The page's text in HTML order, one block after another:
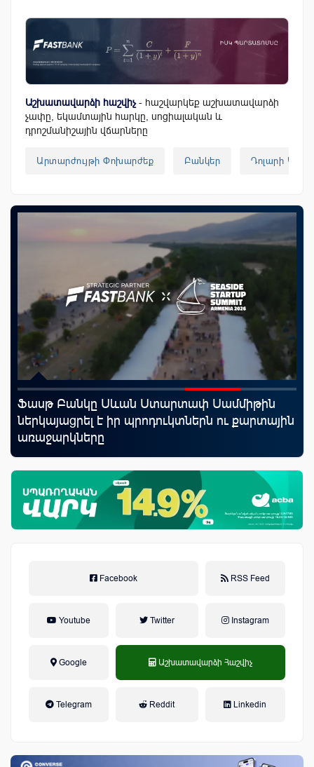
Աշխատավարձի հաշվիչ - հաշվարկեք աշխատավարձի
չափը, եկամտային հարկը, սոցիալական և
դրոշմանիշային վճարները
Արտարժույթի Փոխարժեք Բանկեր Դոլարի Կուրս
Ֆասթ Բանկը Սևան Ստարտափ Սամմիթին
ներկայացրել է իր պրոդուկտներն ու քարտային
առաջարկները
Facebook RSS Feed
Youtube Twitter Instagram
Google Աշխատավարձի Հաշվիչ
Telegram Reddit Linkedin